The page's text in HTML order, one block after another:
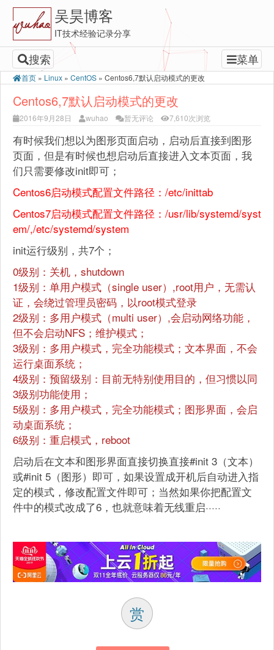
吴昊博客
IT技术经验记录分享
搜索 菜单
首页 » Linux » CentOS » Centos6,7默认启动模式的更改
Centos6,7默认启动模式的更改
2016年9月28日 wuhao 暂无评论 7,610次浏览
有时候我们想以为图形页面启动，启动后直接到图形
页面，但是有时候也想启动后直接进入文本页面，我
们只需要修改init即可；
Centos6启动模式配置文件路径：/etc/inittab
Centos7启动模式配置文件路径：/usr/lib/systemd/syst
em/,/etc/systemd/system
init运行级别，共7个；
0级别：关机，shutdown
1级别：单用户模式（single user）,root用户，无需认
证，会绕过管理员密码，以root模式登录
2级别：多用户模式（multi user）,会启动网络功能，
但不会启动NFS；维护模式；
3级别：多用户模式，完全功能模式；文本界面，不会
运行桌面系统；
4级别：预留级别：目前无特别使用目的，但习惯以同
3级别功能使用；
5级别：多用户模式，完全功能模式；图形界面，会启
动桌面系统；
6级别：重启模式，reboot
启动后在文本和图形界面直接切换直接#init 3（文本）
或#init 5（图形）即可，如果设置成开机后自动进入指
定的模式，修改配置文件即可；当然如果你把配置文
件中的模式改成了6，也就意味着无线重启·····
赏